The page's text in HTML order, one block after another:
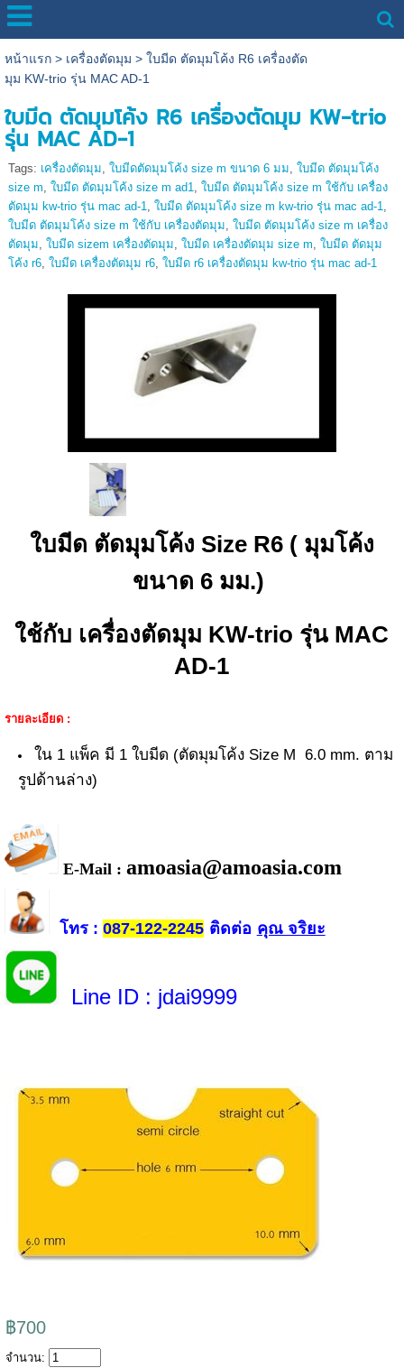
หน้าแรก> เครื่องตัดมุม > ใบมีด ตัดมุมโค้ง R6 เครื่องตัด
มุม KW-trio รุ่น MAC AD-1
ใบมีด ตัดมุมโค้ง R6 เครื่องตัดมุม KW-trio
รุ่น MAC AD-1
Tags: เครื่องตัดมุม, ใบมีดตัดมุมโค้ง size m ขนาด 6 มม, ใบมีด ตัดมุมโค้ง
size m, ใบมีด ตัดมุมโค้ง size m ad1, ใบมีด ตัดมุมโค้ง size m ใช้กับ เครื่อง
ตัดมุม kw-trio รุ่น mac ad-1, ใบมีด ตัดมุมโค้ง size m kw-trio รุ่น mac ad-1,
ใบมีด ตัดมุมโค้ง size m ใช้กับ เครื่องตัดมุม, ใบมีด ตัดมุมโค้ง size m เครื่อง
ตัดมุม, ใบมีด sizem เครื่องตัดมุม, ใบมีด เครื่องตัดมุม size m, ใบมีด ตัดมุม
โค้ง r6, ใบมีด เครื่องตัดมุม r6, ใบมีด r6 เครื่องตัดมุม kw-trio รุ่น mac ad-1
ใบมีด ตัดมุมโค้ง Size R6 ( มุมโค้ง
ขนาด 6 มม.)
ใช้กับ เครื่องตัดมุม KW-trio รุ่น MAC
AD-1
รายละเอียด :
ใน 1 แพ็ค มี 1 ใบมีด (ตัดมุมโค้ง Size M 6.0 mm. ตาม
รูปด้านล่าง)
E-Mail : amoasia@amoasia.com
โทร: 087-122-2245ติดต่อ คุณ จริยะ
Line ID : jdai9999
฿700
จำนวน: